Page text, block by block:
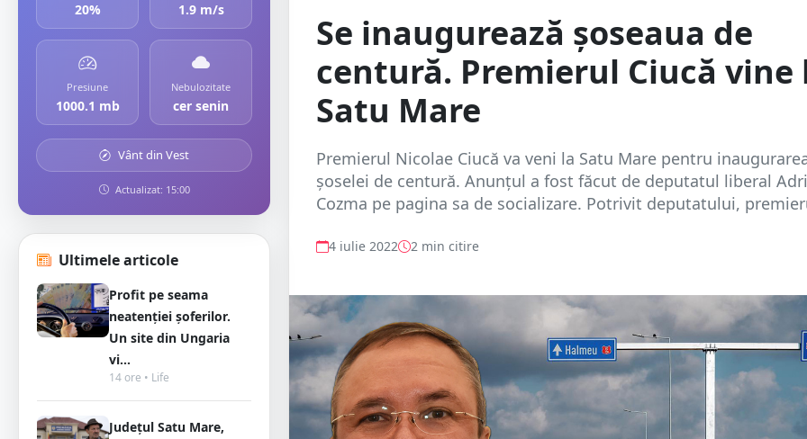
20% 1.9 m/s
Presiune
1000.1 mb
Nebulozitate
cer senin
Vânt din Vest
Actualizat: 15:00
Ultimele articole
Profit pe seama
neatenției șoferilor.
Un site din Ungaria
vi...
14 ore • Life
Județul Satu Mare,
Se inaugurează șoseaua de
centură. Premierul Ciucă vine
Satu Mare
Premierul Nicolae Ciucă va veni la Satu Mare pentru
șoselei de centură. Anunțul a fost făcut de deputatul liberal
Cozma pe pagina sa de socializare. Potrivit deputatului,
4 iulie 2022 2 min citire